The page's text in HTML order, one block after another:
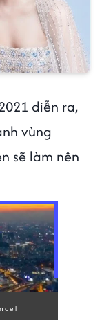
diễn ra,
vùng
sẽ làm nên